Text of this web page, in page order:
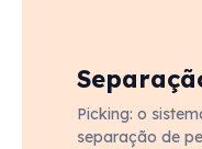
Picking: o
separação de